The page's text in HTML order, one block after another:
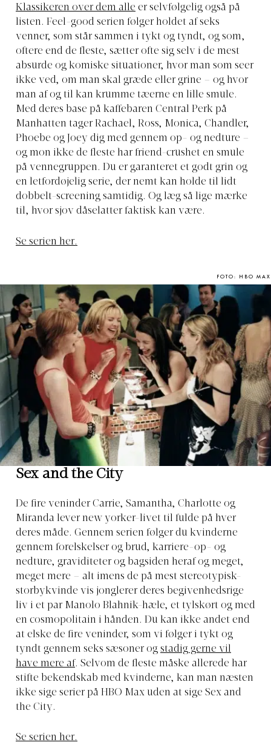
Klassikeren over dem alle er selvfølgelig også på
listen. Feel-good serien følger holdet af seks
venner, som står sammen i tykt og tyndt, og som,
oftere end de fleste, sætter ofte sig selv i de mest
absurde og komiske situationer, hvor man som seer
ikke ved, om man skal græde eller grine – og hvor
man af og til kan krumme tæerne en lille smule.
Med deres base på kaffebaren Central Perk på
Manhatten tager Rachael, Ross, Monica, Chandler,
Phoebe og Joey dig med gennem op- og nedture –
og mon ikke de fleste har friend-crushet en smule
på vennegruppen. Du er garanteret et godt grin og
en letfordøjelig serie, der nemt kan holde til lidt
dobbelt-screening samtidig. Og læg så lige mærke
til, hvor sjov dåselatter faktisk kan være.
Se serien her.
FOTO: HBO MAX
Sex and the City
De fire veninder Carrie, Samantha, Charlotte og
Miranda lever new yorker-livet til fulde på hver
deres måde. Gennem serien følger du kvinderne
gennem forelskelser og brud, karriere-op- og
nedture, graviditeter og bagsiden heraf og meget,
meget mere – alt imens de på mest stereotypisk-
storbykvinde vis jonglerer deres begivenhedsrige
liv i et par Manolo Blahnik-hæle, et tylskørt og med
en cosmopolitain i hånden. Du kan ikke andet end
at elske de fire veninder, som vi følger i tykt og
tyndt gennem seks sæsoner og stadig gerne vil
have mere af. Selvom de fleste måske allerede har
stifte bekendskab med kvinderne, kan man næsten
ikke sige serier på HBO Max uden at sige Sex and
the City.
Se serien her.